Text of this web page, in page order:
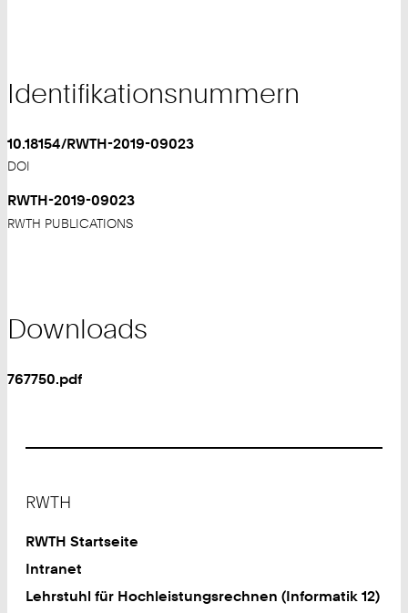
Identifikationsnummern
10.18154/RWTH-2019-09023
DOI
RWTH-2019-09023
RWTH PUBLICATIONS
Downloads
767750.pdf
RWTH
RWTH Startseite
Intranet
Lehrstuhl für Hochleistungsrechnen (Informatik 12)